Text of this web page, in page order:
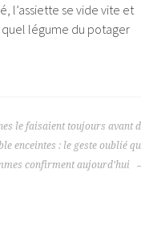
l’assiette se vide vite et
quel légume du potager
le faisaient toujours avant
enceintes : le geste oublié
confirment aujourd’hui